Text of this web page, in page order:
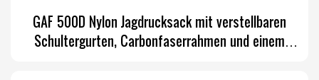
GAF 500D Nylon Jagdrucksack mit verstellbaren
Schultergurten, Carbonfaserrahmen und einem